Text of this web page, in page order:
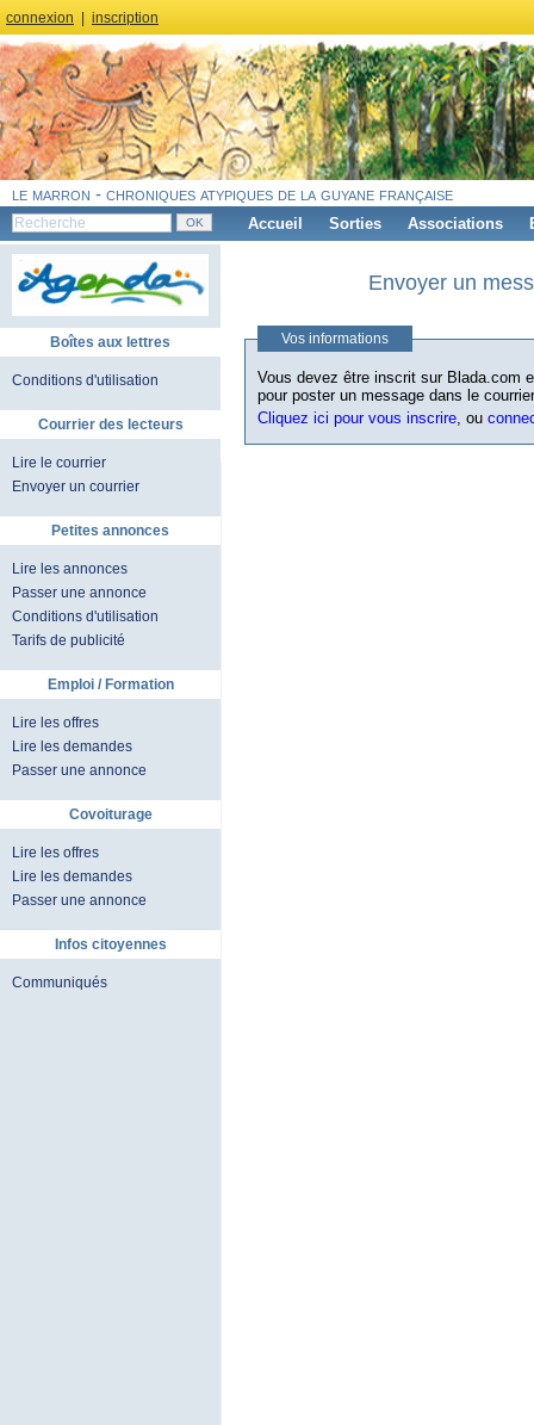
connexion inscription
le marron - chroniques atypiques de la guyane française
Accueil Sorties Associations
Boîtes aux lettres
Conditions d'utilisation
Courrier des lecteurs
Lire le courrier
Envoyer un courrier
Petites annonces
Lire les annonces
Passer une annonce
Conditions d'utilisation
Tarifs de publicité
Emploi / Formation
Lire les offres
Lire les demandes
Passer une annonce
Covoiturage
Lire les offres
Lire les demandes
Passer une annonce
Infos citoyennes
Communiqués
Envoyer un
Vos informations
Vous devez être inscrit sur Blada.com
pour poster un message dans le
Cliquez ici pour vous inscrire, ou